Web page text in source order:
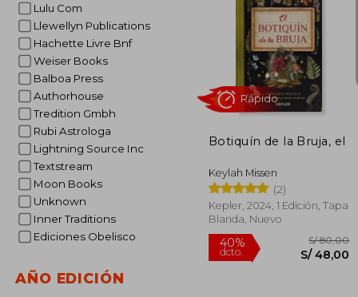
Lulu Com
Llewellyn Publications
Hachette Livre Bnf
Weiser Books
Balboa Press
Authorhouse
Tredition Gmbh
Rubi Astrologa
Lightning Source Inc
Textstream
Moon Books
Unknown
Inner Traditions
Ediciones Obelisco
AÑO EDICIÓN
55%
dcto.
Botiquín de la Bruja, el
Keylah Missen
(2)
Kepler, 2024, 1 Edición, Tapa
Blanda, Nuevo